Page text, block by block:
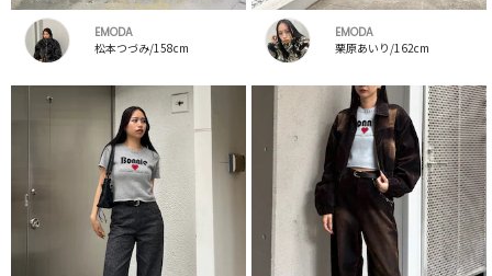
EMODA
松本つづみ/158cm
EMODA
栗原あいり/162cm